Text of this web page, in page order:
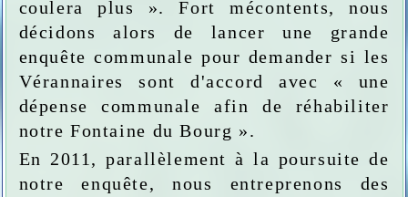
coulera plus ». Fort mécontents, nous
décidons alors de lancer une grande
enquête communale pour demander si les
Vérannaires sont d'accord avec « une
dépense communale afin de réhabiliter
notre Fontaine du Bourg ».
En 2011, parallèlement à la poursuite de
notre enquête, nous entreprenons des